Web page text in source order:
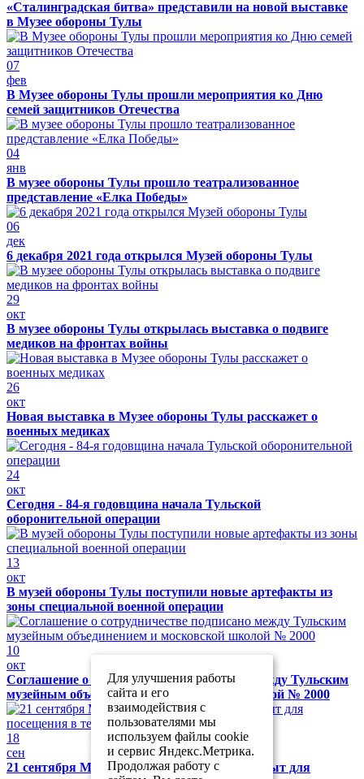
«Сталинградская битва» представили на новой выставке
в Музее обороны Тулы
07
фев
В Музее обороны Тулы прошли мероприятия ко Дню
семей защитников Отечества
04
янв
В музее обороны Тулы прошло театрализованное
представление «Елка Победы»
06
дек
6 декабря 2021 года открылся Музей обороны Тулы
29
окт
В музее обороны Тулы открылась выставка о подвиге
медиков на фронтах войны
26
окт
Новая выставка в Музее обороны Тулы расскажет о
военных медиках
24
окт
Сегодня - 84-я годовщина начала Тульской
оборонительной операции
13
окт
В музей обороны Тулы поступили новые артефакты из
зоны специальной военной операции
10
окт
Соглашение о сотрудничестве подписано между Тульским
музейным объединением и московской школой № 2000
18
сен
21 сентября Музей обороны Тулы будет закрыт для
Для улучшения работы
сайта и его
взаимодействия с
пользователями мы
используем файлы cookie
и сервис Яндекс.Метрика.
Продолжая работу с